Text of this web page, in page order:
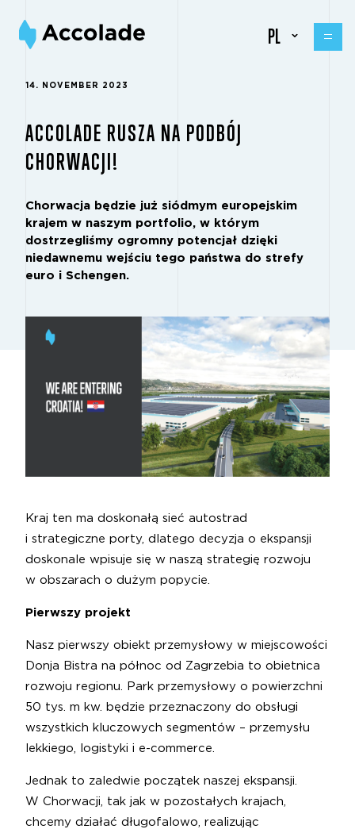
PL
14. NOVEMBER 2023
ACCOLADE RUSZA NA PODBÓJ
CHORWACJI!
Chorwacja będzie już siódmym europejskim
krajem w naszym portfolio, w którym
dostrzegliśmy ogromny potencjał dzięki
niedawnemu wejściu tego państwa do strefy
euro i Schengen.
Kraj ten ma doskonałą sieć autostrad
i strategiczne porty, dlatego decyzja o ekspansji
doskonale wpisuje się w naszą strategię rozwoju
w obszarach o dużym popycie.
Pierwszy projekt
Nasz pierwszy obiekt przemysłowy w miejscowości
Donja Bistra na północ od Zagrzebia to obietnica
rozwoju regionu. Park przemysłowy o powierzchni
50 tys. m kw. będzie przeznaczony do obsługi
wszystkich kluczowych segmentów – przemysłu
lekkiego, logistyki i e-commerce.
Jednak to zaledwie początek naszej ekspansji.
W Chorwacji, tak jak w pozostałych krajach,
chcemy działać długofalowo, realizując